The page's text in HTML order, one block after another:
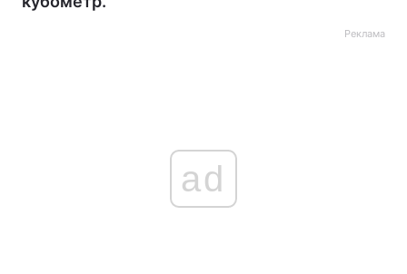
Реклама
ad